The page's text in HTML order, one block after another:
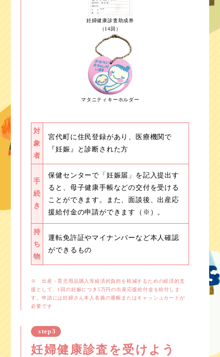
妊婦健康診査助成券
（14回）
マタニティキーホルダー
対
象
者
宮代町に住民登録があり、医療機関で
『妊娠』と診断された方
手
続
き
保健センターで「妊娠届」を記入提出す
ると、母子健康手帳などの交付を受ける
ことができます。また、面談後、出産応
援給付金の申請ができます（※）。
持
ち
物
運転免許証やマイナンバーなど本人確認
ができるもの
※ 出産・育児用品購入等経済的負担を軽減するための経済的支
援として、1回の妊娠につき5万円の出産応援給付金を給付しま
す。申請には妊婦さん本人名義の通帳またはキャッシュカードが
必要です
step3
妊婦健康診査を受けよう